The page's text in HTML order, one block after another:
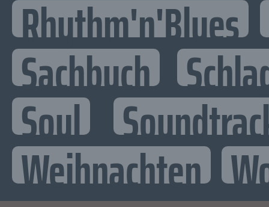
Rhythm'n'Blues
Sachbuch
Soul
Weihnachten